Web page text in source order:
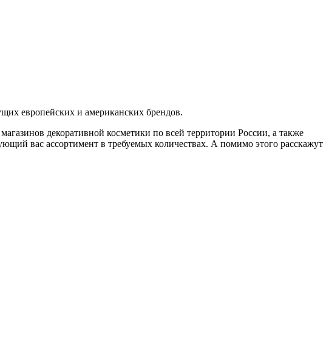
европейских и американских брендов.
декоративной косметики по всей территории России, а также
вас ассортимент в требуемых количествах. А помимо этого расскажут